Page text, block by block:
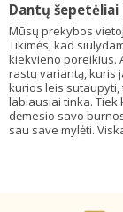
Dantų
Mūsų prekybos
Tikimės, kad
kiekvieno poreikius.
rastų variantą, kuris
kurios leis sutaupyti,
labiausiai tinka. Tiek
dėmesio savo
sau save mylėti.